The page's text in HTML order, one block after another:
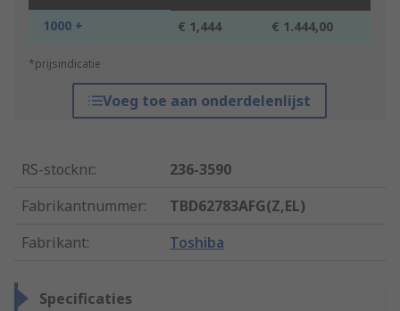
1000 + € 1,444 € 1.444,00
*prijsindicatie
Voeg toe aan onderdelenlijst
RS-stocknr.:
236-3590
Fabrikantnummer:
TBD62783AFG(Z,EL)
Fabrikant: Toshiba
Specificaties